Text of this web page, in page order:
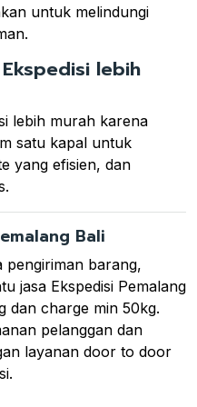
untuk melindungi
lebih
lebih murah karena
satu kapal untuk
yang efisien, dan
Bali
pengiriman barang,
jasa Ekspedisi Pemalang
dan charge min 50kg.
pelanggan dan
layanan door to door